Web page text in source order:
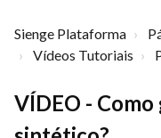
Sienge Plataforma
Vídeos Tutoriais
VÍDEO -